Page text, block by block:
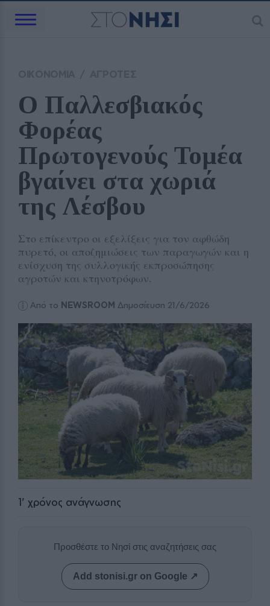
Ο Παλλεσβιακός
Φορέας
Πρωτογενούς Τομέα
βγαίνει στα χωριά
της Λέσβου
Στο επίκεντρο οι εξελίξεις για τον αφθώδη
πυρετό, οι αποζημιώσεις των παραγωγών και η
ενίσχυση της συλλογικής εκπροσώπησης
αγροτών και κτηνοτρόφων.
Από το NEWSROOM Δημοσίευση 21/6/2026
1' χρόνος ανάγνωσης
Προσθέστε το Νησί στις αναζητήσεις σας
Add stonisi.gr on Google ↗